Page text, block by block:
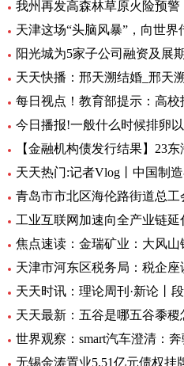
天津这场“头脑风暴”，向世界
阳光城为5家子公司融资及展
天天快播：邢天溯结婚_邢天
每日视点！教育部提示：高
【金融机构债发行结果】23
天天热门:记者Vlog丨中国制
青岛市市北区海伦路街道总
工业互联网加速向全产业链延
天天最新：五谷是哪五谷黍
世界观察：smart汽车澄清：
无锡金涛置业5.51亿元债权挂